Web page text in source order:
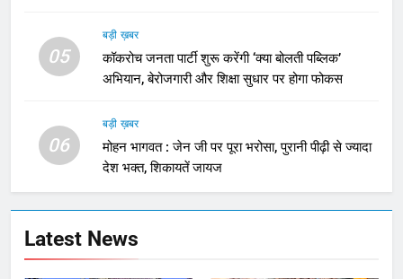
05
बड़ी ख़बर
कॉकरोच जनता पार्टी शुरू करेंगी ‘क्या बोलती पब्लिक’
अभियान, बेरोजगारी और शिक्षा सुधार पर होगा फोकस
06
बड़ी ख़बर
मोहन भागवत : जेन जी पर पूरा भरोसा, पुरानी पीढ़ी से ज्यादा
देश भक्त, शिकायतें जायज
Latest News